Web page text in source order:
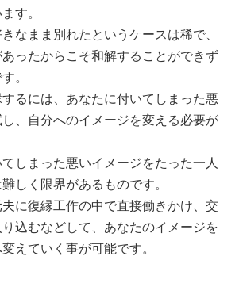
す。
なまま別れたというケースは稀で、
ったからこそ和解することができず
。
るには、あなたに付いてしまった悪
、自分へのイメージを変える必要が
しまった悪いイメージをたった一人
しく限界があるものです。
に復縁工作の中で直接働きかけ、交
込むなどして、あなたのイメージを
えていく事が可能です。